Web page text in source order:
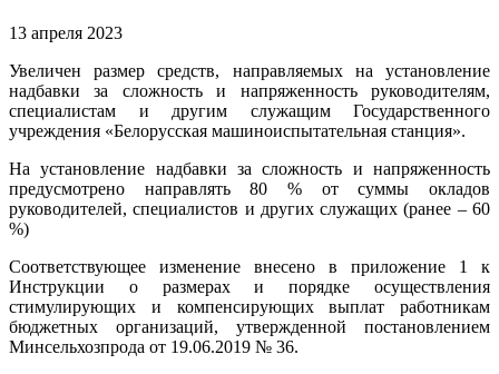
13 апреля 2023
Увеличен размер средств, направляемых на установление
надбавки за сложность и напряженность руководителям,
специалистам и другим служащим Государственного
учреждения «Белорусская машиноиспытательная станция».
На установление надбавки за сложность и напряженность
предусмотрено направлять 80 % от суммы окладов
руководителей, специалистов и других служащих (ранее – 60
%)
Соответствующее изменение внесено в приложение 1 к
Инструкции о размерах и порядке осуществления
стимулирующих и компенсирующих выплат работникам
бюджетных организаций, утвержденной постановлением
Минсельхозпрода от 19.06.2019 № 36.